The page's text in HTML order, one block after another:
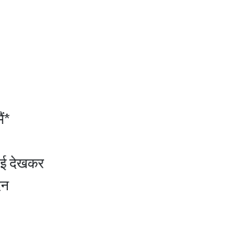
देखकर